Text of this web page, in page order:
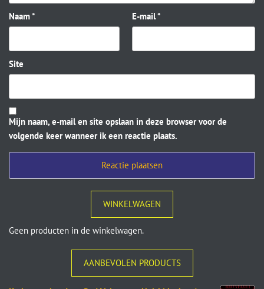
Naam* E-mail*
Site
Mijn naam, e-mail en site opslaan in deze browser voor de
volgende keer wanneer ik een reactie plaats.
WINKELWAGEN
Geen producten in de winkelwagen.
AANBEVOLEN PRODUCTS